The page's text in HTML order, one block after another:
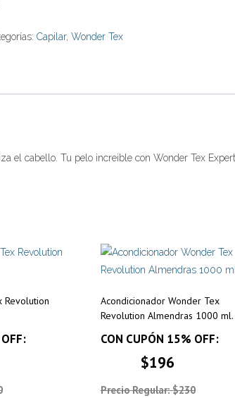
Capilar, Wonder Tex
el cabello. Tu pelo increible con Wonder Tex
Revolution
Acondicionador Wonder Tex
Revolution Almendras 1000 ml.
CON CUPÓN 15% OFF:
$196
Precio Regular: $230